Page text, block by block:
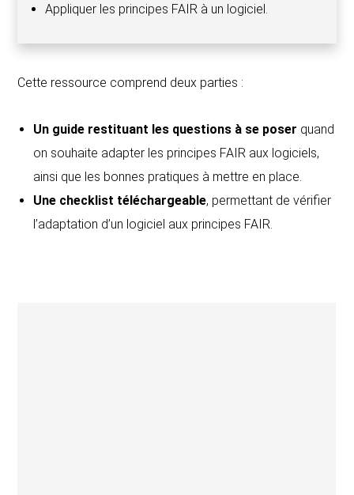
Appliquer les principes FAIR à un logiciel.
Cette ressource comprend deux parties :
Un guide restituant les questions à se poser quand
on souhaite adapter les principes FAIR aux logiciels,
ainsi que les bonnes pratiques à mettre en place.
Une checklist téléchargeable, permettant de vérifier
l’adaptation d’un logiciel aux principes FAIR.